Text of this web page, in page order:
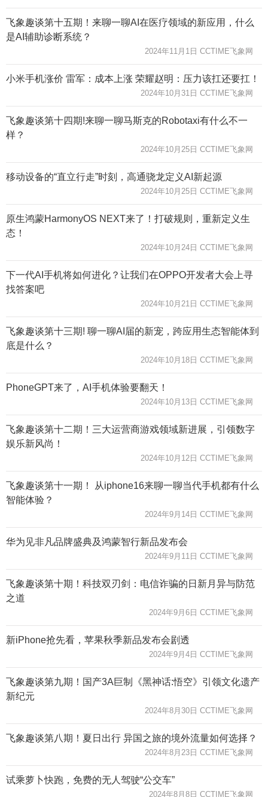
飞象趣谈第十五期！来聊一聊AI在医疗领域的新应用，什么
是AI辅助诊断系统？
2024年11月1日 CCTIME飞象网
小米手机涨价 雷军：成本上涨 荣耀赵明：压力该扛还要扛！
2024年10月31日 CCTIME飞象网
飞象趣谈第十四期!来聊一聊马斯克的Robotaxi有什么不一
样？
2024年10月25日 CCTIME飞象网
移动设备的“直立行走”时刻，高通骁龙定义AI新起源
2024年10月25日 CCTIME飞象网
原生鸿蒙HarmonyOS NEXT来了！打破规则，重新定义生
态！
2024年10月24日 CCTIME飞象网
下一代AI手机将如何进化？让我们在OPPO开发者大会上寻
找答案吧
2024年10月21日 CCTIME飞象网
飞象趣谈第十三期! 聊一聊AI届的新宠，跨应用生态智能体到
底是什么？
2024年10月18日 CCTIME飞象网
PhoneGPT来了，AI手机体验要翻天！
2024年10月13日 CCTIME飞象网
飞象趣谈第十二期！三大运营商游戏领域新进展，引领数字
娱乐新风尚！
2024年10月12日 CCTIME飞象网
飞象趣谈第十一期！ 从iphone16来聊一聊当代手机都有什么
智能体验？
2024年9月14日 CCTIME飞象网
华为见非凡品牌盛典及鸿蒙智行新品发布会
2024年9月11日 CCTIME飞象网
飞象趣谈第十期！科技双刃剑：电信诈骗的日新月异与防范
之道
2024年9月6日 CCTIME飞象网
新iPhone抢先看，苹果秋季新品发布会剧透
2024年9月4日 CCTIME飞象网
飞象趣谈第九期！国产3A巨制《黑神话:悟空》引领文化遗产
新纪元
2024年8月30日 CCTIME飞象网
飞象趣谈第八期！夏日出行 异国之旅的境外流量如何选择？
2024年8月23日 CCTIME飞象网
试乘萝卜快跑，免费的无人驾驶“公交车”
2024年8月8日 CCTIME飞象网